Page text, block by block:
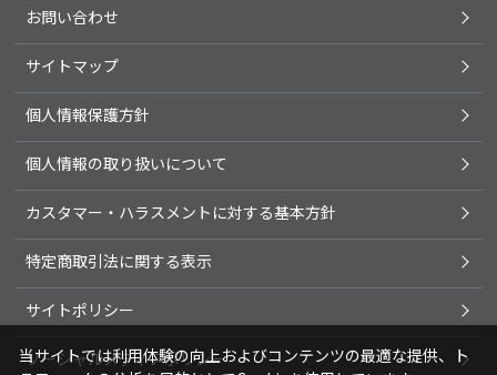
お問い合わせ
サイトマップ
個人情報保護方針
個人情報の取り扱いについて
カスタマー・ハラスメントに対する基本方針
特定商取引法に関する表示
サイトポリシー
ソーシャルメディアポリシー
当サイトでは利用体験の向上およびコンテンツの最適な提供、ト